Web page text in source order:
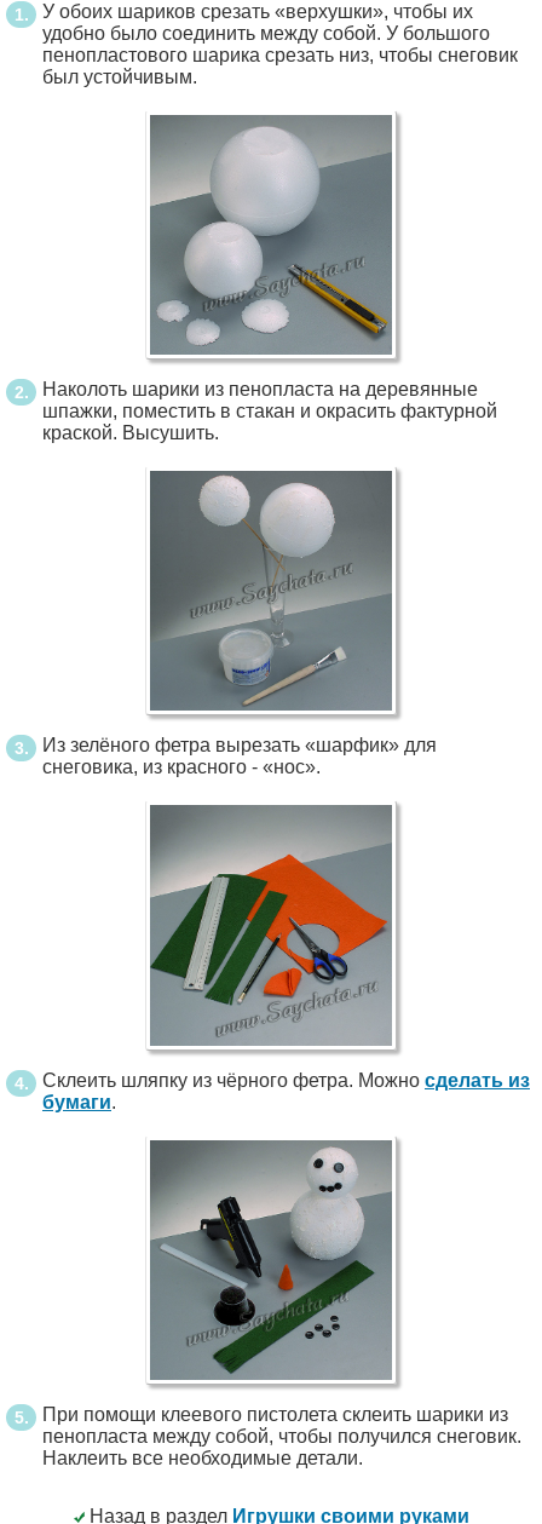
У обоих шариков срезать «верхушки», чтобы их
удобно было соединить между собой. У большого
пенопластового шарика срезать низ, чтобы снеговик
был устойчивым.
Наколоть шарики из пенопласта на деревянные
шпажки, поместить в стакан и окрасить фактурной
краской. Высушить.
Из зелёного фетра вырезать «шарфик» для
снеговика, из красного - «нос».
Склеить шляпку из чёрного фетра. Можно сделать из
бумаги.
При помощи клеевого пистолета склеить шарики из
пенопласта между собой, чтобы получился снеговик.
Наклеить все необходимые детали.
Назад в раздел Игрушки своими руками